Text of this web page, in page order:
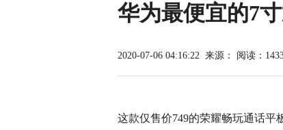
华为最便宜的7
2020-07-06 04:16:22 来源： 阅读：
这款仅售价749的荣耀畅玩通话平